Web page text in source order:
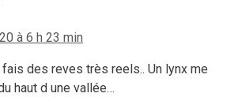
à 6 h 23 min
fais des reves très reels.. Un lynx me
haut d une vallée…